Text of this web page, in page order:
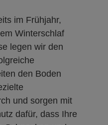
im Frühjahr,
Winterschlaf
legen wir den
den Boden
und sorgen mit
dafür, dass Ihre